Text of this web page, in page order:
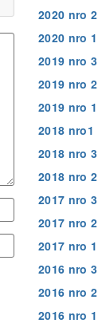
2020 nro 2
2020 nro 1
2019 nro 3
2019 nro 2
2019 nro 1
2018 nro1
2018 nro 3
2018 nro 2
2017 nro 3
2017 nro 2
2017 nro 1
2016 nro 3
2016 nro 2
2016 nro 1